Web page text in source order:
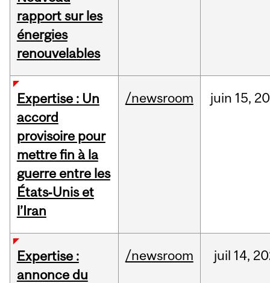
rapport sur les
énergies
renouvelables
Expertise : Un
accord
provisoire pour
mettre fin à la
guerre entre les
États‑Unis et
l’Iran
/newsroom juin 15,
Expertise :
annonce du
/newsroom juil 14,